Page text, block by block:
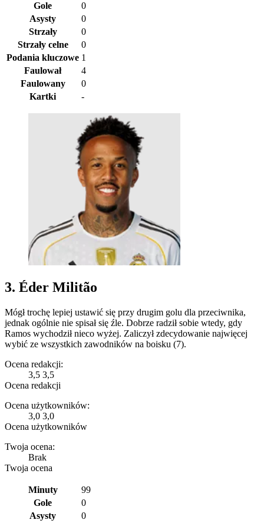
Gole
0
Asysty
0
Strzały
0
Strzały celne
0
Podania kluczowe 1
Faulował
4
Faulowany
0
Kartki
-
3. Éder Militão
Mógł trochę lepiej ustawić się przy drugim golu dla przeciwnika,
jednak ogólnie nie spisał się źle. Dobrze radził sobie wtedy, gdy
Ramos wychodził nieco wyżej. Zaliczył zdecydowanie najwięcej
wybić ze wszystkich zawodników na boisku (7).
Ocena redakcji:
3,5 3,5
Ocena redakcji
Ocena użytkowników:
3,0 3,0
Ocena użytkowników
Twoja ocena:
Brak
Twoja ocena
Minuty
99
Gole
0
Asysty
0